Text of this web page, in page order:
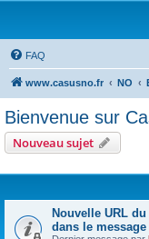
FAQ
www.casusno.fr NO
Bienvenue sur
Nouveau sujet
Nouvelle URL
dans le